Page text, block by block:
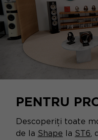
PENTRU
Descoperiți toate
de la Shape la ST6,